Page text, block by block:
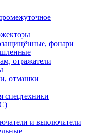
фонари
отражатели
отмашки
спецтехники
и выключатели